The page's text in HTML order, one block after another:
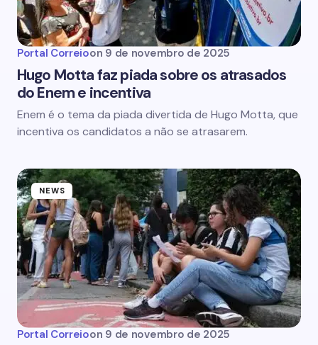
Portal Correioon 9 de novembro de 2025
Hugo Motta faz piada sobre os atrasados
do Enem e incentiva
Enem é o tema da piada divertida de Hugo Motta, que
incentiva os candidatos a não se atrasarem.
NEWS
Portal Correioon 9 de novembro de 2025